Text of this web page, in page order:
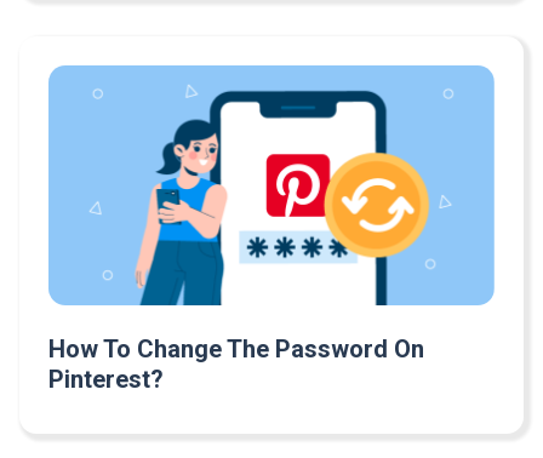
How To Change The Password On
Pinterest?